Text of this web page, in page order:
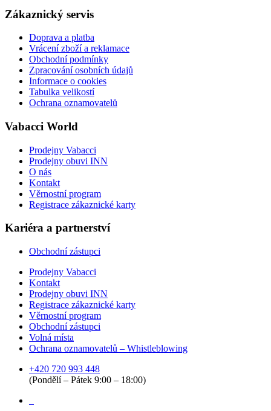
Zákaznický servis
Doprava a platba
Vrácení zboží a reklamace
Obchodní podmínky
Zpracování osobních údajů
Informace o cookies
Tabulka velikostí
Ochrana oznamovatelů
Vabacci World
Prodejny Vabacci
Prodejny obuvi INN
O nás
Kontakt
Věrnostní program
Registrace zákaznické karty
Kariéra a partnerství
Obchodní zástupci
Prodejny Vabacci
Kontakt
Prodejny obuvi INN
Registrace zákaznické karty
Věrnostní program
Obchodní zástupci
Volná místa
Ochrana oznamovatelů – Whistleblowing
+420 720 993 448
(Pondělí – Pátek 9:00 – 18:00)